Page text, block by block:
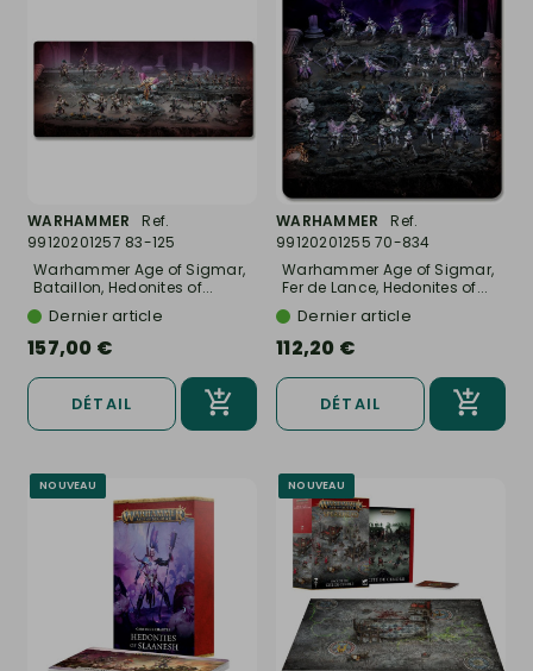
WARHAMMER
Ref.
99120201257 83-125
Warhammer Age of Sigmar,
Bataillon, Hedonites of...
Dernier article
157,00 €
DÉTAIL
WARHAMMER
Ref.
99120201255 70-834
Warhammer Age of Sigmar,
Fer de Lance, Hedonites of...
Dernier article
112,20 €
DÉTAIL
NOUVEAU NOUVEAU